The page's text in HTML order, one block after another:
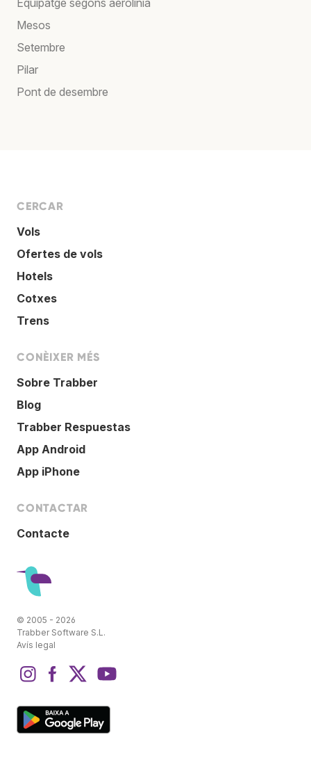
Mesos
Setembre
Pilar
Pont de desembre
CERCAR
Vols
Ofertes de vols
Hotels
Cotxes
Trens
CONÈIXER MÉS
Sobre Trabber
Blog
Trabber Respuestas
App Android
App iPhone
CONTACTAR
Contacte
© 2005 - 2026
Trabber Software S.L.
Avís legal